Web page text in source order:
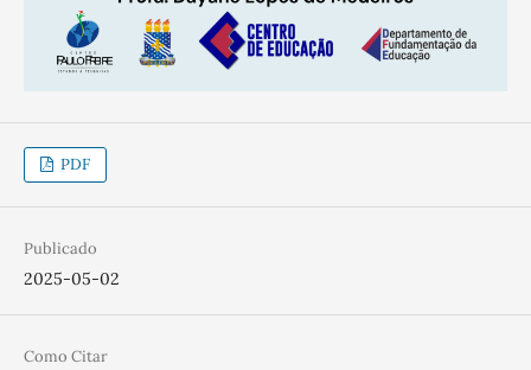
PDF
Publicado
2025-05-02
Como Citar